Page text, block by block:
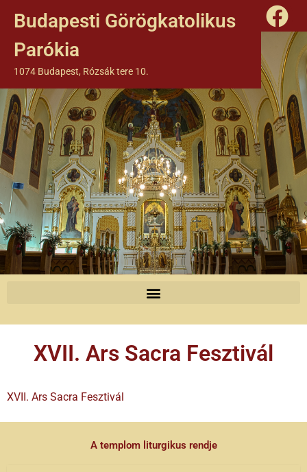
Budapesti Görögkatolikus
Parókia
1074 Budapest, Rózsák tere 10.
XVII. Ars Sacra Fesztivál
XVII. Ars Sacra Fesztivál
A templom liturgikus rendje